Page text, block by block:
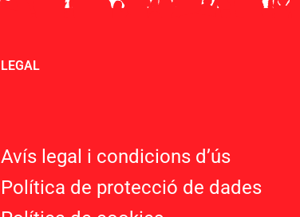
LEGAL
Avís legal i condicions d’ús
Política de protecció de dades